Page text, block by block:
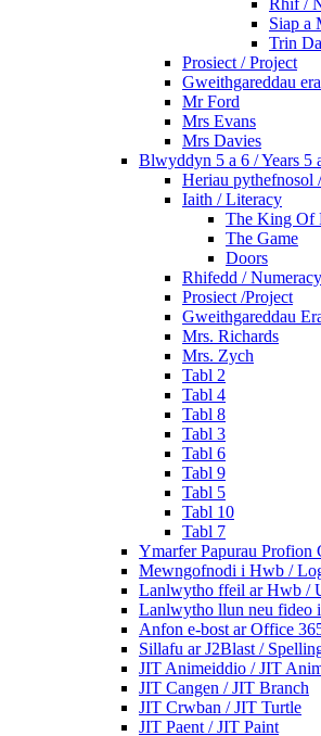
Siap a
Trin
Prosiect / Project
Gweithgareddau
Mr Ford
Mrs Evans
Mrs Davies
Blwyddyn 5 a 6 / Years 5
Heriau pythefnosol
Iaith / Literacy
The King Of
The Game
Doors
Rhifedd / Numeracy
Prosiect /Project
Gweithgareddau
Mrs. Richards
Mrs. Zych
Tabl 2
Tabl 4
Tabl 8
Tabl 3
Tabl 6
Tabl 9
Tabl 5
Tabl 10
Tabl 7
Ymarfer Papurau Profion
Mewngofnodi i Hwb /
Lanlwytho ffeil ar Hwb /
Lanlwytho llun neu fideo
Anfon e-bost ar Office
Sillafu ar J2Blast /
JIT Animeiddio / JIT
JIT Cangen / JIT Branch
JIT Crwban / JIT Turtle
JIT Paent / JIT Paint